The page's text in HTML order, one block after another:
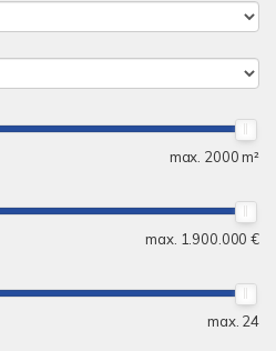
max. 2000 m²
max. 1.900.000 €
max. 24